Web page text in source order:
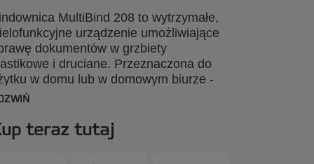
MultiBind 208 to wytrzymałe,
urządzenie umożliwiające
dokumentów w grzbiety
i druciane. Przeznaczona do
w domu lub w domowym biurze -
lekka, praktyczna i łatwa w obsłudze.
binduje do 125 kartek przy
grzbietów plastikowych o
teraz tutaj